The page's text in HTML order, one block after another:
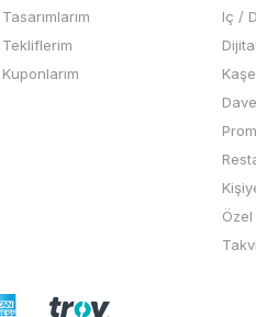
Tasarımlarım
Tekliflerim
Kuponlarım
Iç /